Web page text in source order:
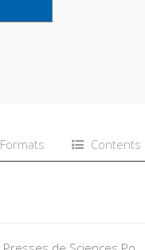
Formats Contents